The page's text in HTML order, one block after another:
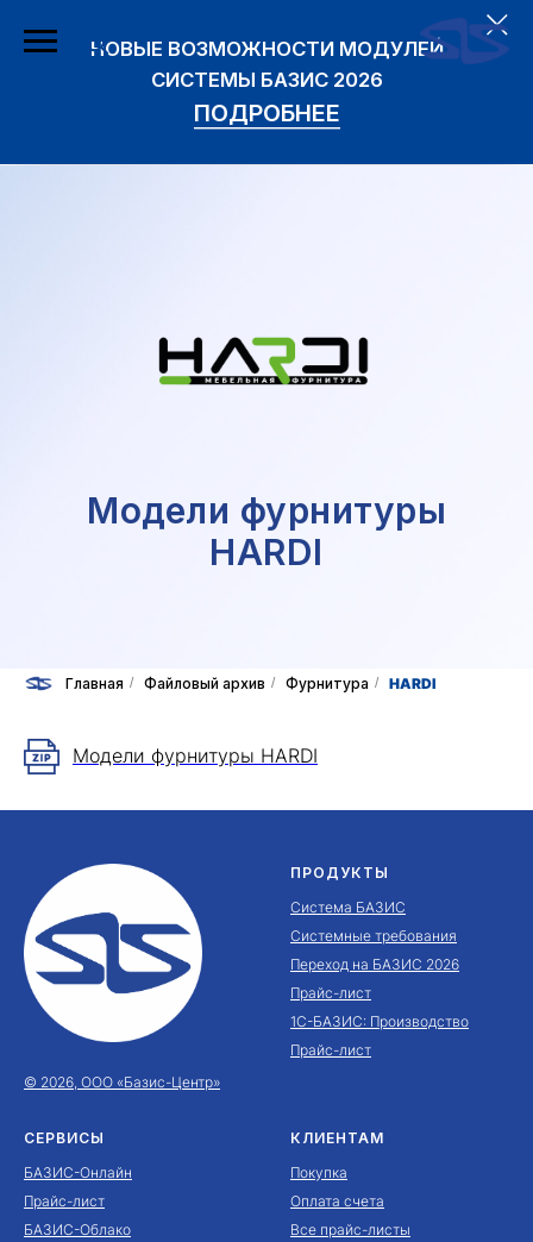
СИСТЕМЫ БАЗИС 2026
ПОДРОБНЕЕ
Модели фурнитуры
HARDI
Главная / Файловый архив / Фурнитура / HARDI
Модели фурнитуры HARDI
© 2026, ООО «Базис-Центр»
ПРОДУКТЫ
Система БАЗИС
Системные требования
Переход на БАЗИС 2026
Прайс-лист
1С-БАЗИС: Производство
Прайс-лист
СЕРВИСЫ
БАЗИС-Онлайн
Прайс-лист
БАЗИС-Облако
КЛИЕНТАМ
Покупка
Оплата счета
Все прайс-листы